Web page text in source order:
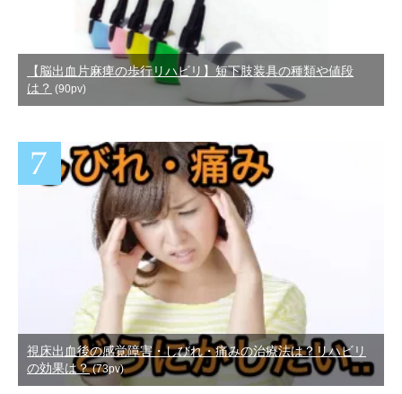
【脳出血片麻痺の歩行リハビリ】短下肢装具の種類や値段
は？ (90pv)
視床出血後の感覚障害・しびれ・痛みの治療法は？リハビリ
の効果は？(73pv)